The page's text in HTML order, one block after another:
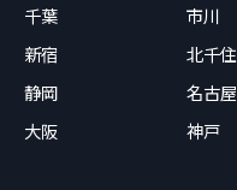
千葉
市川
新宿
北千住
静岡
名古屋
大阪
神戸